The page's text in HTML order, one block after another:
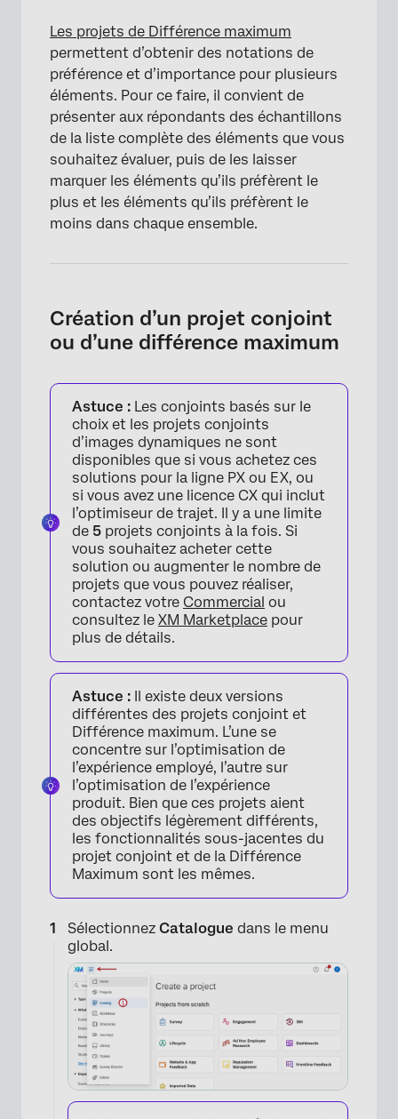
Les projets de Différence maximum
permettent d’obtenir des notations de
préférence et d’importance pour plusieurs
éléments. Pour ce faire, il convient de
présenter aux répondants des échantillons
de la liste complète des éléments que vous
souhaitez évaluer, puis de les laisser
marquer les éléments qu’ils préfèrent le
plus et les éléments qu’ils préfèrent le
moins dans chaque ensemble.
Création d’un projet conjoint
ou d’une différence maximum
Astuce : Les conjoints basés sur le
choix et les projets conjoints
d’images dynamiques ne sont
disponibles que si vous achetez ces
solutions pour la ligne PX ou EX, ou
si vous avez une licence CX qui inclut
l’optimiseur de trajet. Il y a une limite
de 5 projets conjoints à la fois. Si
vous souhaitez acheter cette
solution ou augmenter le nombre de
projets que vous pouvez réaliser,
contactez votre Commercial ou
consultez le XM Marketplace pour
plus de détails.
Astuce : Il existe deux versions
différentes des projets conjoint et
Différence maximum. L’une se
concentre sur l’optimisation de
l’expérience employé, l’autre sur
l’optimisation de l’expérience
produit. Bien que ces projets aient
des objectifs légèrement différents,
les fonctionnalités sous-jacentes du
projet conjoint et de la Différence
Maximum sont les mêmes.
Sélectionnez Catalogue dans le menu
global.